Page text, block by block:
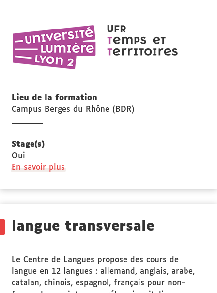
et
Lieu de la formation
Campus Berges du Rhône (BDR)
Stage(s)
Oui
En savoir plus
des
langue transversale
Le Centre de Langues propose des cours de
langue en 12 langues : allemand, anglais, arabe,
catalan, chinois, espagnol, français pour non-